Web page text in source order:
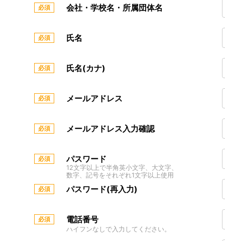
会社・学校名・所属団体名
氏名
氏名(カナ)
メールアドレス
メールアドレス入力確認
パスワード
12文字以上で半角英小文字、大文字、
数字、記号をそれぞれ1文字以上使用
パスワード(再入力)
電話番号
ハイフンなしで入力してください。